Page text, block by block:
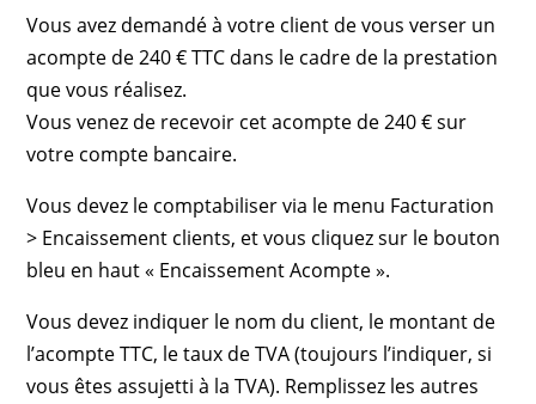
Vous avez demandé à votre client de vous verser un
acompte de 240 € TTC dans le cadre de la prestation
que vous réalisez.
Vous venez de recevoir cet acompte de 240 € sur
votre compte bancaire.
Vous devez le comptabiliser via le menu Facturation
> Encaissement clients, et vous cliquez sur le bouton
bleu en haut « Encaissement Acompte ».
Vous devez indiquer le nom du client, le montant de
l’acompte TTC, le taux de TVA (toujours l’indiquer, si
vous êtes assujetti à la TVA). Remplissez les autres